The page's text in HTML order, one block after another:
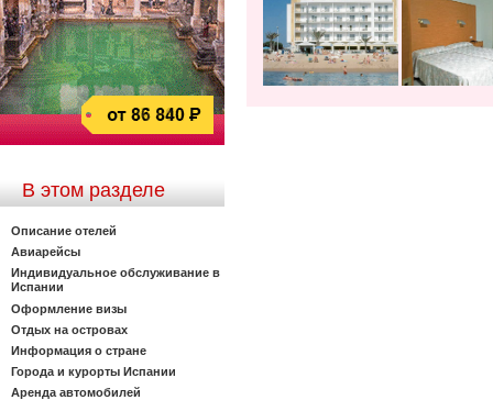
В этом разделе
Описание отелей
Авиарейсы
Индивидуальное обслуживание в
Испании
Оформление визы
Отдых на островах
Информация о стране
Города и курорты Испании
Аренда автомобилей